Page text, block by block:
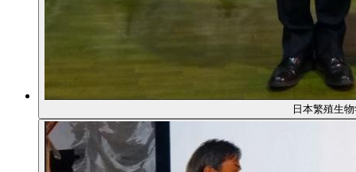
日本繁殖生